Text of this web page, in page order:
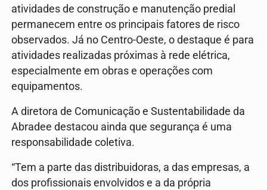
atividades de construção e manutenção predial
permanecem entre os principais fatores de risco
observados. Já no Centro-Oeste, o destaque é para
atividades realizadas próximas à rede elétrica,
especialmente em obras e operações com
equipamentos.
A diretora de Comunicação e Sustentabilidade da
Abradee destacou ainda que segurança é uma
responsabilidade coletiva.
“Tem a parte das distribuidoras, a das empresas, a
dos profissionais envolvidos e a da própria